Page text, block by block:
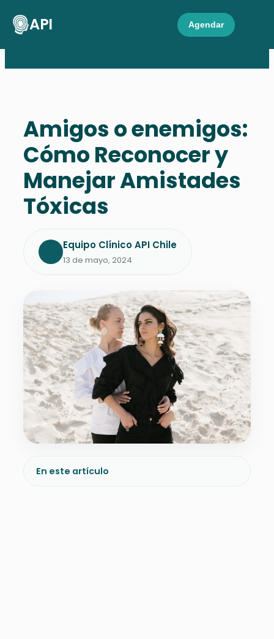
API Agendar
En este artículo
Amigos o enemigos:
Cómo Reconocer y
Manejar Amistades
Tóxicas
Equipo Clínico API Chile
13 de mayo, 2024